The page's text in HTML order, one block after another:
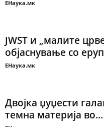
ЕНаука.мк
JWST и „малите
објаснување со
ЕНаука.мк
Двојка џуџести
темна материја во...